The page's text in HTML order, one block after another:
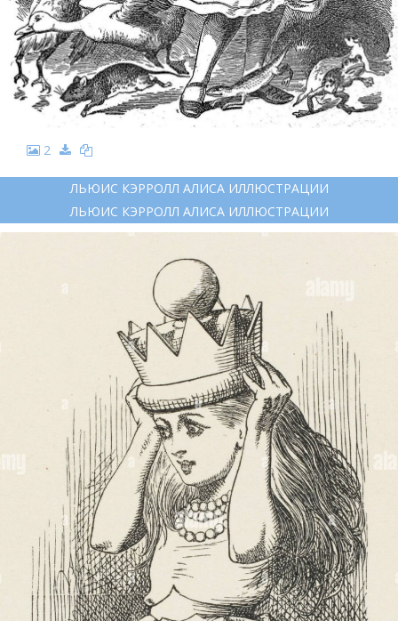
2
ЛЬЮИС КЭРРОЛЛ АЛИСА ИЛЛЮСТРАЦИИ
ЛЬЮИС КЭРРОЛЛ АЛИСА ИЛЛЮСТРАЦИИ